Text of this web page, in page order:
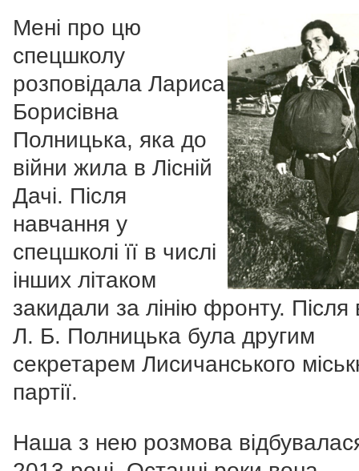
Мені про цю
спецшколу
розповідала Лариса
Борисівна
Полницька, яка до
війни жила в Лісній
Дачі. Після
навчання у
спецшколі її в числі
інших літаком
закидали за лінію фронту. Після
Л. Б. Полницька була другим
секретарем Лисичанського
партії.
Наша з нею розмова